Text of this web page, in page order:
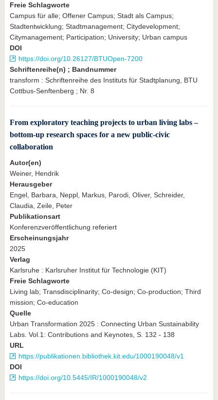
Freie Schlagworte
Campus für alle; Offener Campus; Stadt als Campus;
Stadtentwicklung; Stadtmanagement; Citydevelopment;
Citymanagement; Participation; University; Urban campus
DOI
https://doi.org/10.26127/BTUOpen-7200
Schriftenreihe(n) ; Bandnummer
transform : Schriftenreihe des Instituts für Stadtplanung, BTU
Cottbus-Senftenberg ; Nr. 8
From exploratory teaching projects to urban living labs –
bottom-up research spaces for a new public-civic
collaboration
Autor(en)
Weiner, Hendrik
Herausgeber
Engel, Barbara, Neppl, Markus, Parodi, Oliver, Schreider,
Claudia, Zeile, Peter
Publikationsart
Konferenzveröffentlichung referiert
Erscheinungsjahr
2025
Verlag
Karlsruhe : Karlsruher Institut für Technologie (KIT)
Freie Schlagworte
Living lab; Transdisciplinarity; Co-design; Co-production; Third
mission; Co-education
Quelle
Urban Transformation 2025 : Connecting Urban Sustainability
Labs. Vol.1: Contributions and Keynotes, S. 132 - 138
URL
https://publikationen.bibliothek.kit.edu/1000190048/v1
DOI
https://doi.org/10.5445/IR/1000190048/v2